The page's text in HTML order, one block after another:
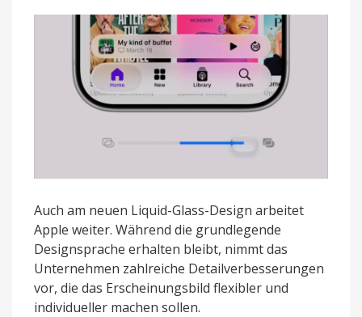
Auch am neuen Liquid-Glass-Design arbeitet
Apple weiter. Während die grundlegende
Designsprache erhalten bleibt, nimmt das
Unternehmen zahlreiche Detailverbesserungen
vor, die das Erscheinungsbild flexibler und
individueller machen sollen.